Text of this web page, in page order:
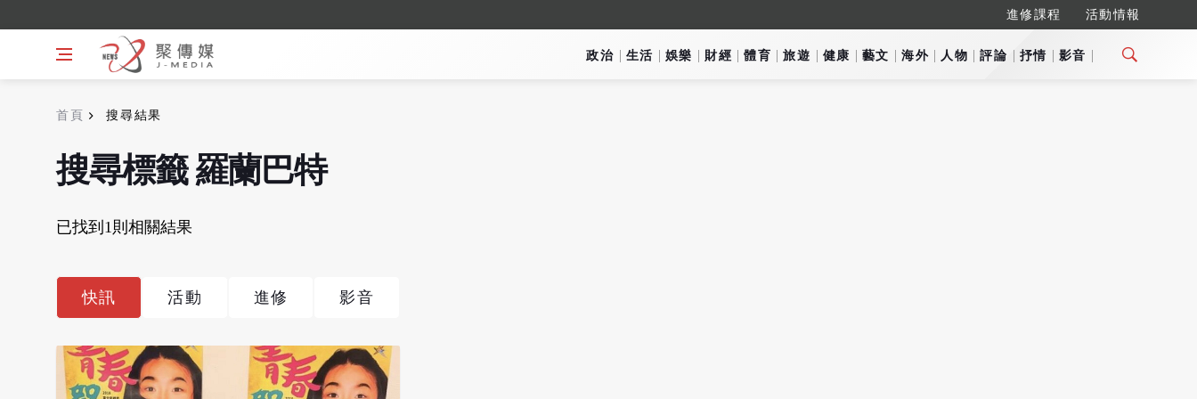
進修課程 活動情報
政治 生活 娛樂 財經 體育 旅遊 健康 藝文 海外 人物 評論 抒情 影音
首頁 搜尋結果
搜尋標籤 羅蘭巴特
已找到1則相關結果
快訊 活動 進修 影音